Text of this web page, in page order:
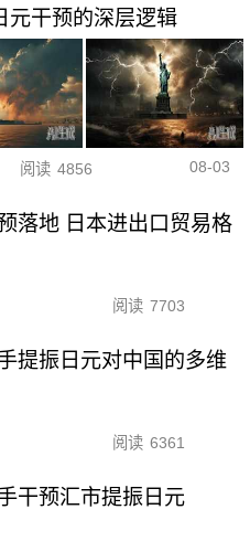
元干预的深层逻辑
阅读 4856 08-03
落地 日本进出口贸易格
阅读 7703
提振日元对中国的多维
阅读 6361
干预汇市提振日元